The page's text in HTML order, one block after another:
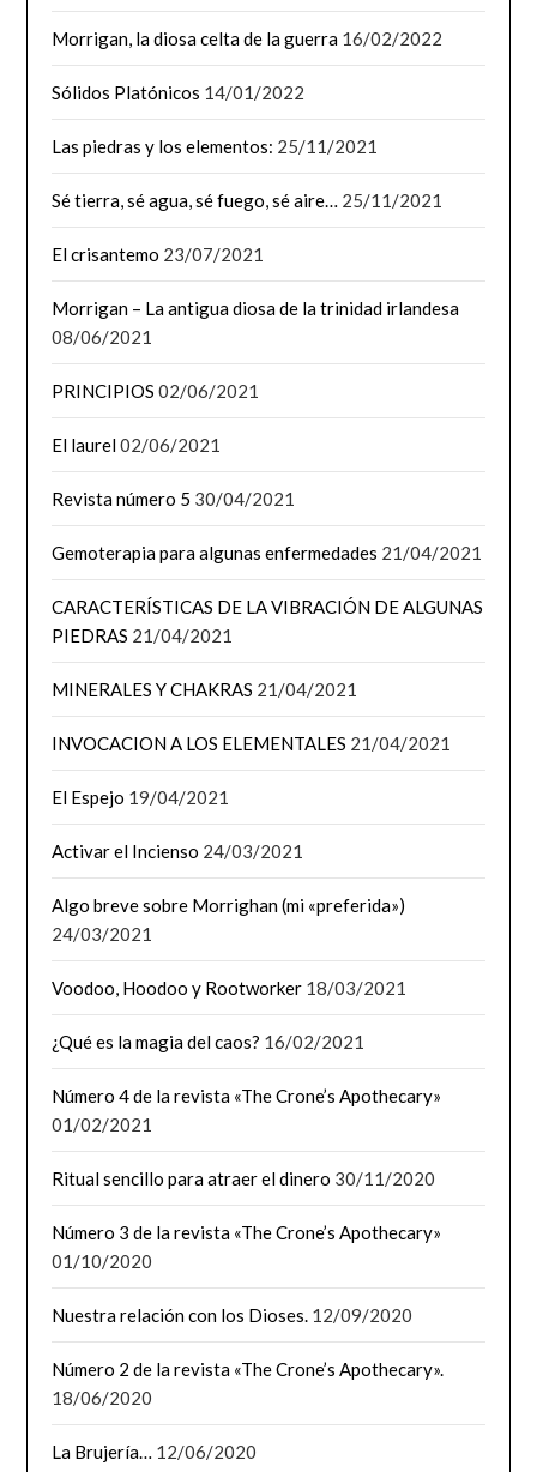
Morrigan, la diosa celta de la guerra 16/02/2022
Sólidos Platónicos 14/01/2022
Las piedras y los elementos: 25/11/2021
Sé tierra, sé agua, sé fuego, sé aire… 25/11/2021
El crisantemo 23/07/2021
Morrigan – La antigua diosa de la trinidad irlandesa
08/06/2021
PRINCIPIOS 02/06/2021
El laurel02/06/2021
Revista número 5 30/04/2021
Gemoterapia para algunas enfermedades 21/04/2021
CARACTERÍSTICAS DE LA VIBRACIÓN DE ALGUNAS
PIEDRAS 21/04/2021
MINERALES Y CHAKRAS 21/04/2021
INVOCACION A LOS ELEMENTALES 21/04/2021
El Espejo 19/04/2021
Activar el Incienso 24/03/2021
Algo breve sobre Morrighan (mi «preferida»)
24/03/2021
Voodoo, Hoodoo y Rootworker 18/03/2021
¿Qué es la magia del caos? 16/02/2021
Número 4 de la revista «The Crone’s Apothecary»
01/02/2021
Ritual sencillo para atraer el dinero 30/11/2020
Número 3 de la revista «The Crone’s Apothecary»
01/10/2020
Nuestra relación con los Dioses. 12/09/2020
Número 2 de la revista «The Crone’s Apothecary».
18/06/2020
La Brujería… 12/06/2020